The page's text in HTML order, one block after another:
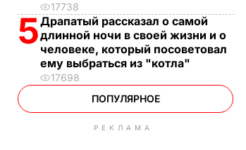
17738
5Драпатый рассказал о самой
длинной ночи в своей жизни и о
человеке, который посоветовал
ему выбраться из "котла"
17698
ПОПУЛЯРНОЕ
РЕКЛАМА